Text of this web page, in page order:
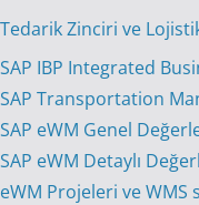
Tedarik Zinciri ve
SAP IBP Integrated
SAP Transportation
SAP eWM Genel
SAP eWM Detaylı
eWM Projeleri ve WMS